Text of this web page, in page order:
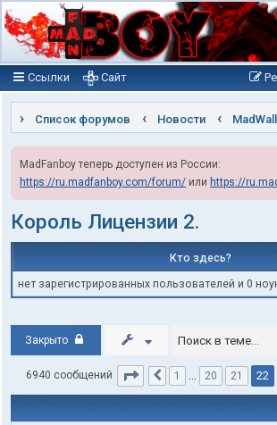
Ссылки Сайт
Список форумов Новости
MadFanboy теперь доступен из России:
https://ru.madfanboy.com/forum/ или https://
Король Лицензии 2.
Кто здесь?
нет зарегистрированных пользователей и 0
Закрыто
6940 сообщений Страница из 347
Пред.
1 … 20 21 22